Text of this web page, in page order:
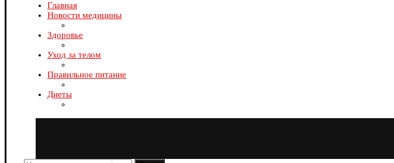
Главная
Новости медицины
Здоровье
Уход за телом
Правильное питание
Диеты